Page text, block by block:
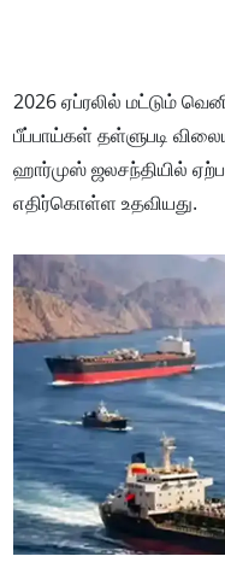
2026 ஏப்ரலில் மட்டும்
பீப்பாய்கள் தள்ளுபடி
ஹார்முஸ் ஜலசந்தியில்
எதிர்கொள்ள உதவியது.